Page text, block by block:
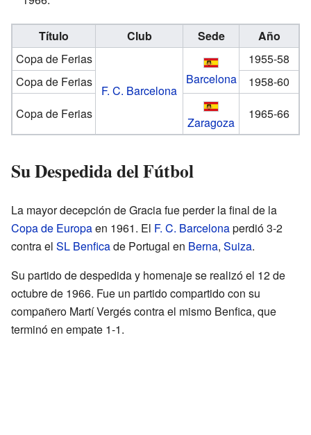
Título Club Sede
Año
Copa de Ferias
F. C. Barcelona
Barcelona
1955-58
Copa de Ferias
1958-60
Copa de Ferias
Zaragoza
1965-66
Su Despedida del Fútbol
La mayor decepción de Gracia fue perder la final de la
Copa de Europaen 1961. El F. C. Barcelonaperdió 3-2
contra el SL Benficade Portugal en Berna, Suiza.
Su partido de despedida y homenaje se realizó el 12 de
octubre de 1966. Fue un partido compartido con su
compañero Martí Vergés contra el mismo Benfica, que
terminó en empate 1-1.